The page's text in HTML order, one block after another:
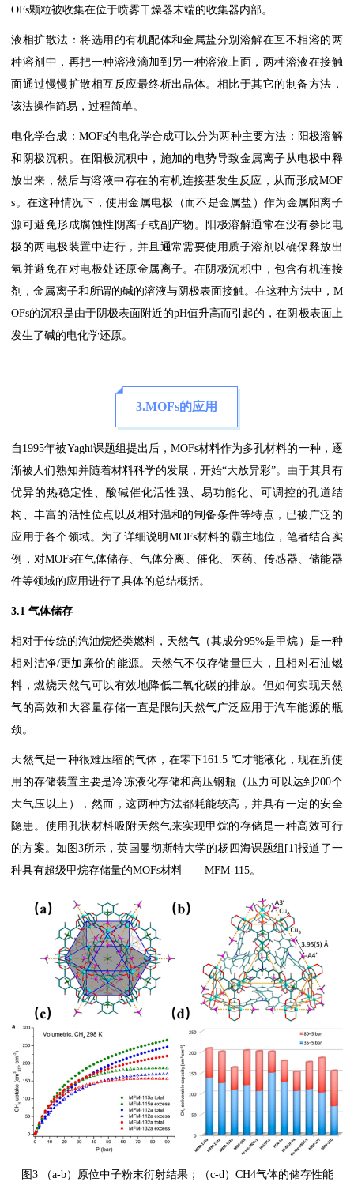
OFs颗粒被收集在位于喷雾干燥器末端的收集器内部。
液相扩散法：将选用的有机配体和金属盐分别溶解在互不相溶的两
种溶剂中，再把一种溶液滴加到另一种溶液上面，两种溶液在接触
面通过慢慢扩散相互反应最终析出晶体。相比于其它的制备方法，
该法操作简易，过程简单。
电化学合成：MOFs的电化学合成可以分为两种主要方法：阳极溶解
和阴极沉积。在阳极沉积中，施加的电势导致金属离子从电极中释
放出来，然后与溶液中存在的有机连接基发生反应，从而形成MOF
s。在这种情况下，使用金属电极（而不是金属盐）作为金属阳离子
源可避免形成腐蚀性阴离子或副产物。阳极溶解通常在没有参比电
极的两电极装置中进行，并且通常需要使用质子溶剂以确保释放出
氢并避免在对电极处还原金属离子。在阴极沉积中，包含有机连接
剂，金属离子和所谓的碱的溶液与阴极表面接触。在这种方法中，M
OFs的沉积是由于阴极表面附近的pH值升高而引起的，在阴极表面上
发生了碱的电化学还原。
3.MOFs的应用
自1995年被Yaghi课题组提出后，MOFs材料作为多孔材料的一种，逐
渐被人们熟知并随着材料科学的发展，开始“大放异彩”。由于其具有
优异的热稳定性、酸碱催化活性强、易功能化、可调控的孔道结
构、丰富的活性位点以及相对温和的制备条件等特点，已被广泛的
应用于各个领域。为了详细说明MOFs材料的霸主地位，笔者结合实
例，对MOFs在气体储存、气体分离、催化、医药、传感器、储能器
件等领域的应用进行了具体的总结概括。
3.1 气体储存
相对于传统的汽油烷烃类燃料，天然气（其成分95%是甲烷）是一种
相对洁净/更加廉价的能源。天然气不仅存储量巨大，且相对石油燃
料，燃烧天然气可以有效地降低二氧化碳的排放。但如何实现天然
气的高效和大容量存储一直是限制天然气广泛应用于汽车能源的瓶
颈。
天然气是一种很难压缩的气体，在零下161.5 ℃才能液化，现在所使
用的存储装置主要是冷冻液化存储和高压钢瓶（压力可以达到200个
大气压以上），然而，这两种方法都耗能较高，并具有一定的安全
隐患。使用孔状材料吸附天然气来实现甲烷的存储是一种高效可行
的方案。如图3所示，英国曼彻斯特大学的杨四海课题组[1]报道了一
种具有超级甲烷存储量的MOFs材料——MFM-115。
图3 （a-b）原位中子粉末衍射结果；（c-d）CH4气体的储存性能